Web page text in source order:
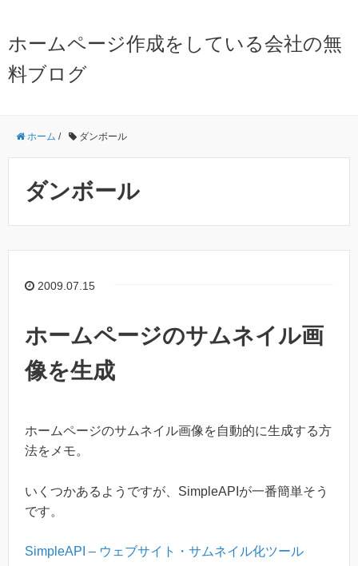
ホームページ作成をしている会社の無
料ブログ
ホーム / ダンボール
ダンボール
2009.07.15
ホームページのサムネイル画
像を生成
ホームページのサムネイル画像を自動的に生成する方
法をメモ。
いくつかあるようですが、SimpleAPIが一番簡単そう
です。
SimpleAPI – ウェブサイト・サムネイル化ツール